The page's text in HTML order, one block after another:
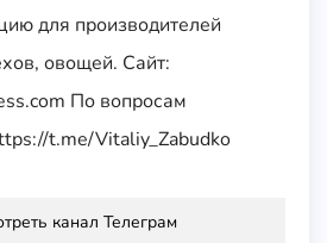
для производителей
овощей. Сайт:
По вопросам
t.me/Vitaliy_Zabudko
канал Телеграм